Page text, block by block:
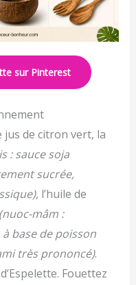
sur Pinterest
jus de citron vert, la
: sauce soja
sucrée,
, l’huile de
(nuoc-mâm :
base de poisson
très prononcé).
Fouettez